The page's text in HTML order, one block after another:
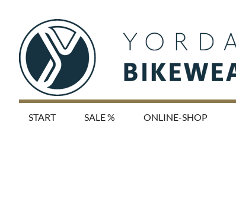
START SALE % ONLINE-SHOP